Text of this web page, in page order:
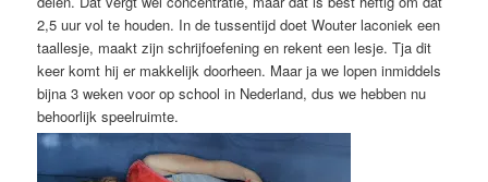
2,5 uur vol te houden. In de tussentijd doet Wouter laconiek een
taallesje, maakt zijn schrijfoefening en rekent een lesje. Tja dit
keer komt hij er makkelijk doorheen. Maar ja we lopen inmiddels
bijna 3 weken voor op school in Nederland, dus we hebben nu
behoorlijk speelruimte.